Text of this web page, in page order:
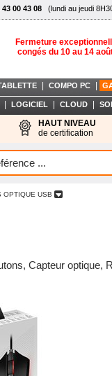
43 00 43 08 (lundi au jeudi
Fermeture
congés du 10 au 14
COMPO PC
LOGICIEL CLOUD
HAUT NIVEAU
de certification
OPTIQUE USB
Capteur optique,